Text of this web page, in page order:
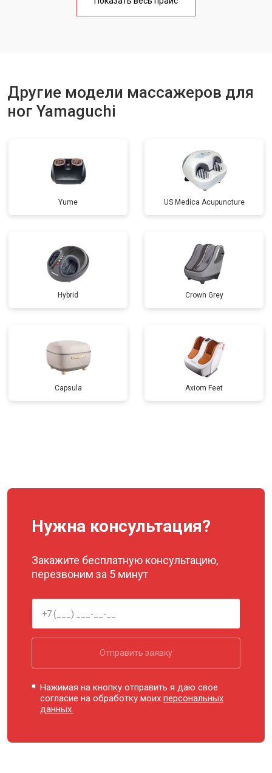
Другие модели массажеров для
ног Yamaguchi
Yume US Medica Acupuncture
Hybrid Crown Grey
Capsula Axiom Feet
Нужна консультация?
Закажите бесплатную консультацию,
перезвоним за 5 минут
Отправить заявку
Нажимая на кнопку отправить я даю свое
согласие на обработку моихперсональных
данных.